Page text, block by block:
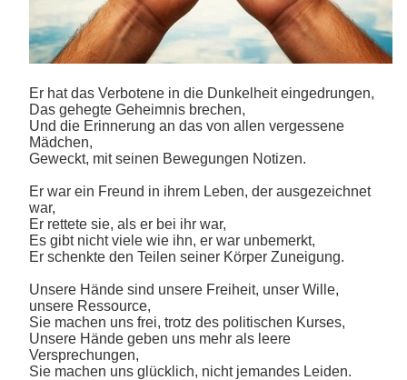
Er hat das Verbotene in die Dunkelheit eingedrungen,
Das gehegte Geheimnis brechen,
Und die Erinnerung an das von allen vergessene
Mädchen,
Geweckt, mit seinen Bewegungen Notizen.
Er war ein Freund in ihrem Leben, der ausgezeichnet
war,
Er rettete sie, als er bei ihr war,
Es gibt nicht viele wie ihn, er war unbemerkt,
Er schenkte den Teilen seiner Körper Zuneigung.
Unsere Hände sind unsere Freiheit, unser Wille,
unsere Ressource,
Sie machen uns frei, trotz des politischen Kurses,
Unsere Hände geben uns mehr als leere
Versprechungen,
Sie machen uns glücklich, nicht jemandes Leiden.